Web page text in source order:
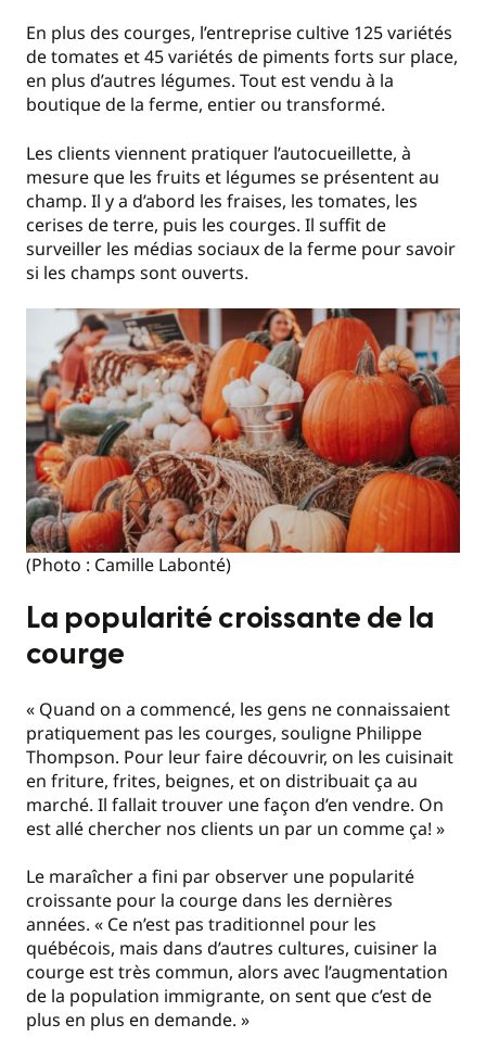
En plus des courges, l’entreprise cultive 125 variétés
de tomates et 45 variétés de piments forts sur place,
en plus d’autres légumes. Tout est vendu à la
boutique de la ferme, entier ou transformé.
Les clients viennent pratiquer l’autocueillette, à
mesure que les fruits et légumes se présentent au
champ. Il y a d’abord les fraises, les tomates, les
cerises de terre, puis les courges. Il suffit de
surveiller les médias sociaux de la ferme pour savoir
si les champs sont ouverts.
(Photo : Camille Labonté)
La popularité croissante de la
courge
« Quand on a commencé, les gens ne connaissaient
pratiquement pas les courges, souligne Philippe
Thompson. Pour leur faire découvrir, on les cuisinait
en friture, frites, beignes, et on distribuait ça au
marché. Il fallait trouver une façon d’en vendre. On
est allé chercher nos clients un par un comme ça! »
Le maraîcher a fini par observer une popularité
croissante pour la courge dans les dernières
années. « Ce n’est pas traditionnel pour les
québécois, mais dans d’autres cultures, cuisiner la
courge est très commun, alors avec l’augmentation
de la population immigrante, on sent que c’est de
plus en plus en demande. »